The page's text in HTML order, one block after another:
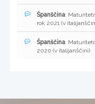
Španščina:
rok 2021 (v
Španščina:
2020 (v italijanščini)